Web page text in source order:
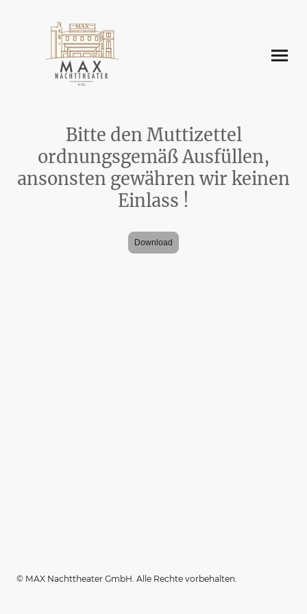
Bitte den Muttizettel
ordnungsgemäß Ausfüllen,
ansonsten gewähren wir keinen
Einlass !
Download
© MAX Nachttheater GmbH. Alle Rechte vorbehalten.